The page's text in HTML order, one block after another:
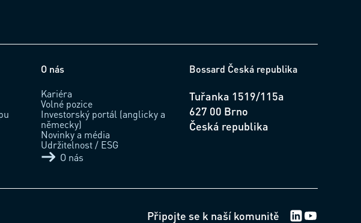
O nás
Kariéra
Volné pozice
Investorský portál (anglicky a
německy)
Novinky a média
Udržitelnost / ESG
O nás
Bossard Česká republika
Tuřanka 1519/115a
627 00 Brno
Česká republika
Připojte se k naší komunitě LinkedIn Logo
Youtube